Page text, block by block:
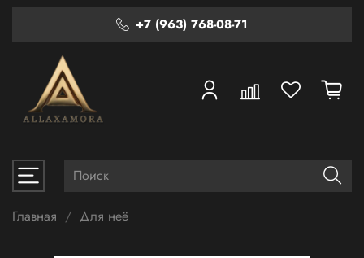
+7 (963) 768-08-71
Главная Для неё